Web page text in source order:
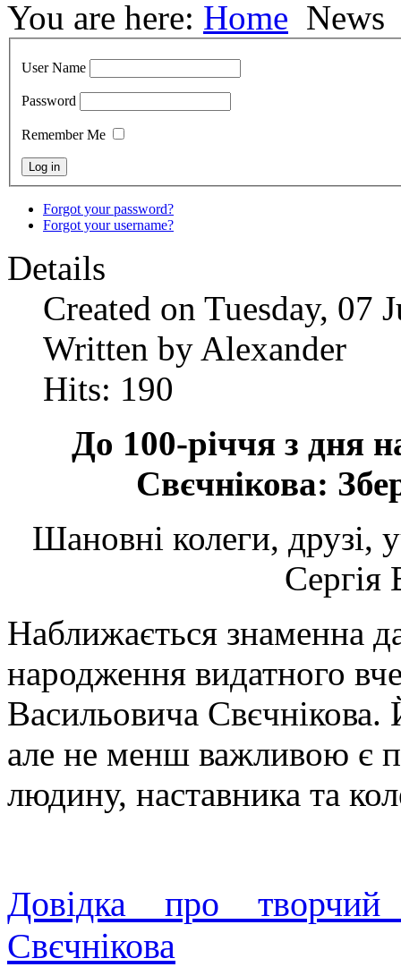
You are here: Home News
User Name
Password
Remember Me
Forgot your password?
Forgot your username?
Details
Created on Tuesday, 07
Written by Alexander
Hits: 190
До 100-річчя з дня
Свєчнікова:
Шановні колеги, друзі,
Сергія
Наближається знаменна
народження видатного
Васильовича Свєчнікова.
але не менш важливою є
людину, наставника та
Довідка про
Свєчнікова